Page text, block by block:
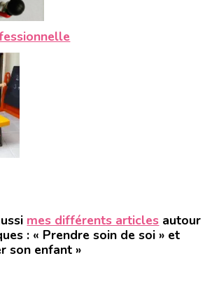
mes différents articles autour
: « Prendre soin de soi » et
son enfant »